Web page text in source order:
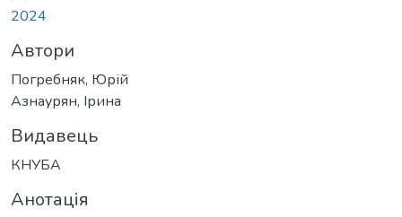
2024
Автори
Погребняк, Юрій
Азнаурян, Ірина
Видавець
КНУБА
Анотація